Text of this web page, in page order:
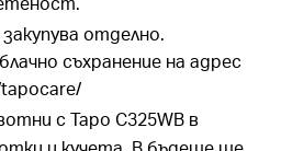
отделно.
съхранение на адрес
с Tapo C325WB в